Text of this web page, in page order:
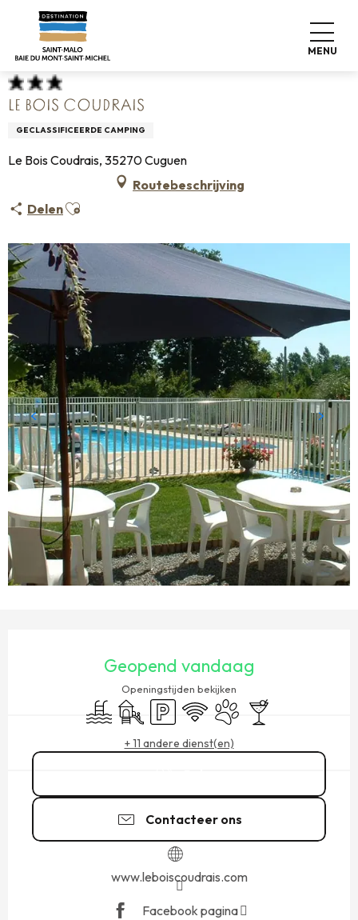
contenu
MENU
Home Koffers pakken
Campings
Le Bois Coudrais
LE BOIS COUDRAIS
GECLASSIFICEERDE CAMPING
Le Bois Coudrais, 35270 Cuguen
Routebeschrijving
DelenAjouter aux favoris
Geopend vandaag
Openingstijden bekijken
ZwembadKinderspelen / Speelruimte
Parkeerplaats
Wifi Dieren toegelaten
Bar /
+ 11 andere dienst(en)
Contacteer ons
www.leboiscoudrais.com
Facebook pagina